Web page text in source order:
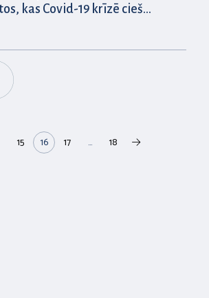
kas Covid-19 krīzē cieš
15 16 17 ... 18